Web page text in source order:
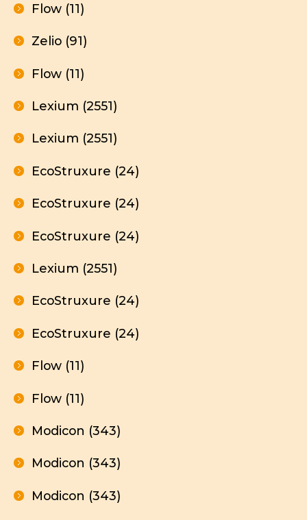
Flow (11)
Zelio (91)
Flow (11)
Lexium (2551)
Lexium (2551)
EcoStruxure (24)
EcoStruxure (24)
EcoStruxure (24)
Lexium (2551)
EcoStruxure (24)
EcoStruxure (24)
Flow (11)
Flow (11)
Modicon (343)
Modicon (343)
Modicon (343)